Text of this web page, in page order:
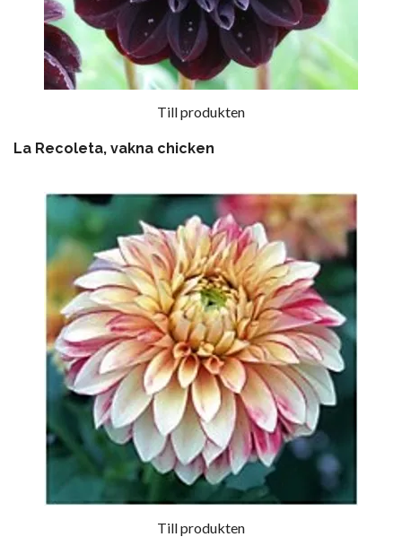
Till produkten
La Recoleta, vakna chicken
Till produkten